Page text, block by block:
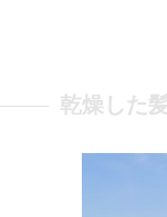
乾燥した